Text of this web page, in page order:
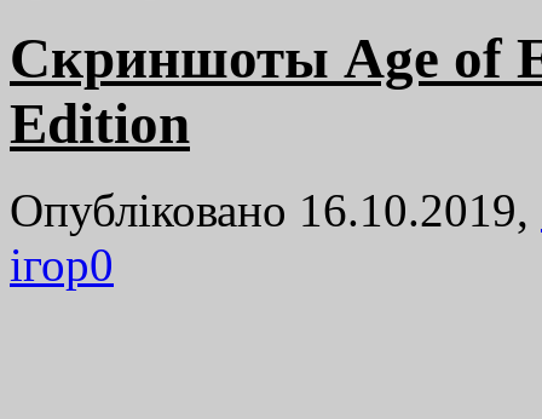
Cкриншоты Age of
Edition
Опубліковано 16.10.2019,
ігор0